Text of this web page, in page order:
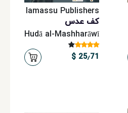
lamassu Publishers
کف عدس
Hudā al-Mashharāwī
25٫71 $